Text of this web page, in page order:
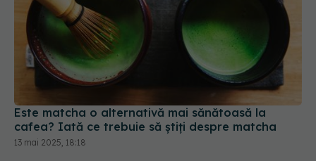
Este matcha o alternativă mai sănătoasă la
cafea? Iată ce trebuie să știți despre matcha
13 mai 2025, 18:18